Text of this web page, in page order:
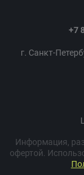
Информация,
офертой.
+7
г. Санкт-